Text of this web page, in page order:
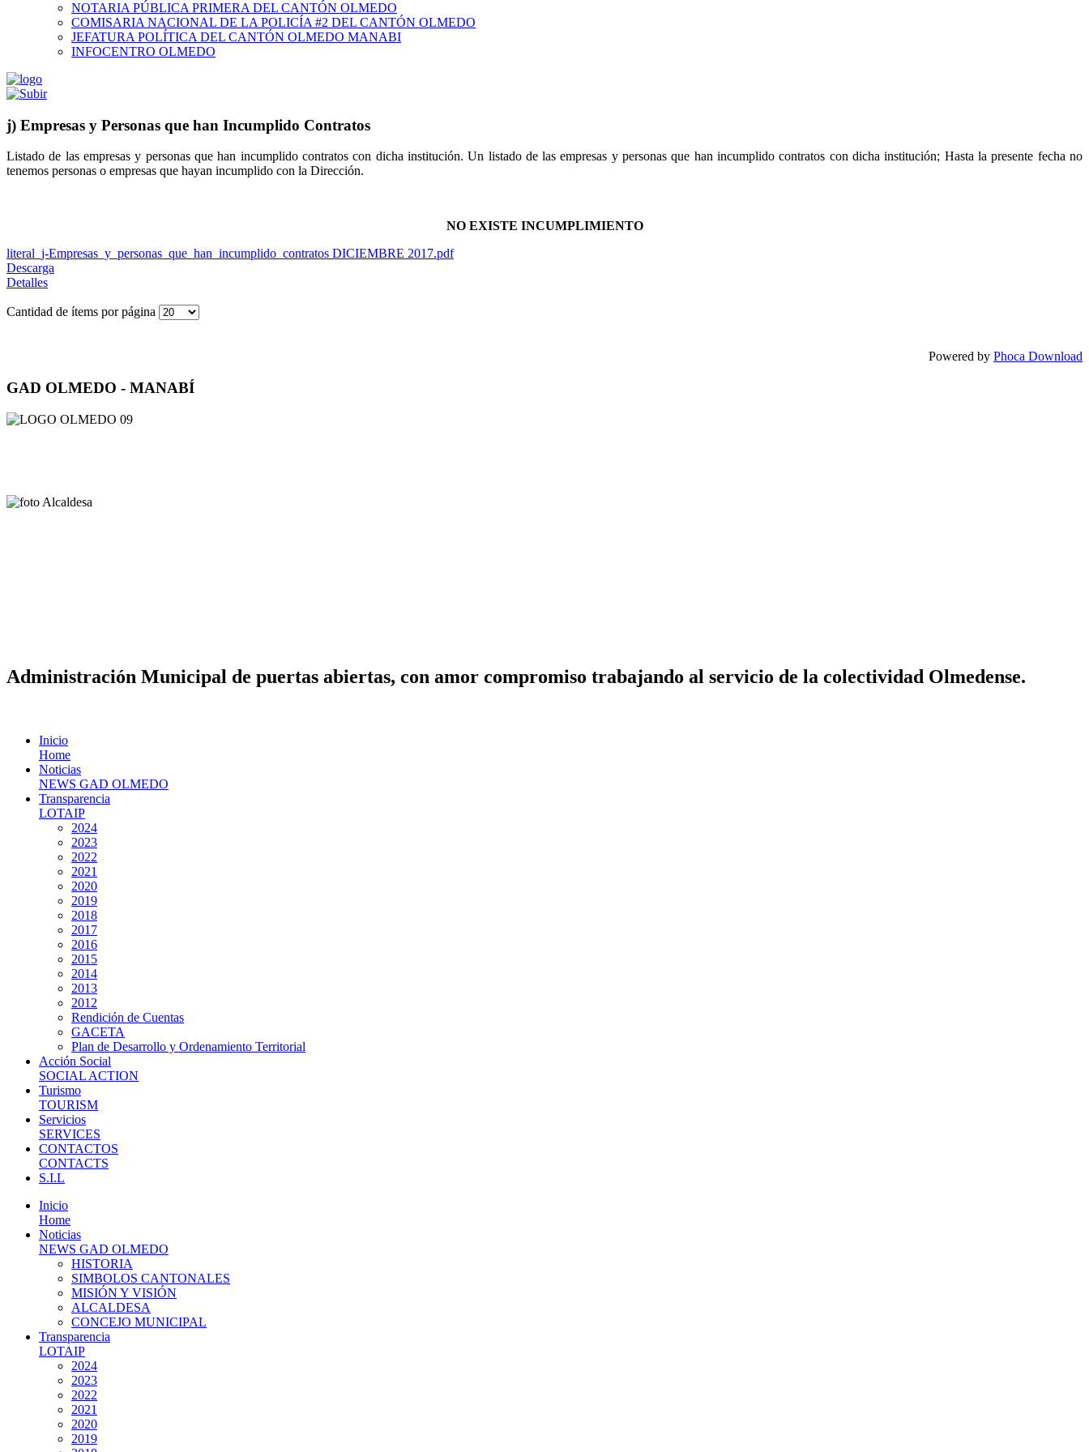
NOTARIA PÚBLICA PRIMERA DEL CANTÓN OLMEDO
COMISARIA NACIONAL DE LA POLICÍA #2 DEL CANTÓN OLMEDO
JEFATURA POLÍTICA DEL CANTÓN OLMEDO MANABI
INFOCENTRO OLMEDO
j) Empresas y Personas que han Incumplido Contratos
Listado de las empresas y personas que han incumplido contratos con dicha institución. Un listado de las empresas y personas que han incumplido contratos con dicha institución; Hasta la presente fecha no
tenemos personas o empresas que hayan incumplido con la Dirección.
NO EXISTE INCUMPLIMIENTO
literal_j-Empresas_y_personas_que_han_incumplido_contratos DICIEMBRE 2017.pdf
Descarga
Detalles
Cantidad de ítems por página
Powered by Phoca Download
GAD OLMEDO - MANABÍ
Administración Municipal de puertas abiertas, con amor compromiso trabajando al servicio de la colectividad Olmedense.
Inicio
Home
Noticias
NEWS GAD OLMEDO
Transparencia
LOTAIP
2024
2023
2022
2021
2020
2019
2018
2017
2016
2015
2014
2013
2012
Rendición de Cuentas
GACETA
Plan de Desarrollo y Ordenamiento Territorial
Acción Social
SOCIAL ACTION
Turismo
TOURISM
Servicios
SERVICES
CONTACTOS
CONTACTS
S.I.L
Inicio
Home
Noticias
NEWS GAD OLMEDO
HISTORIA
SIMBOLOS CANTONALES
MISIÓN Y VISIÓN
ALCALDESA
CONCEJO MUNICIPAL
Transparencia
LOTAIP
2024
2023
2022
2021
2020
2019